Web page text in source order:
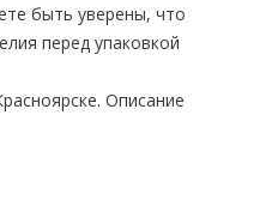
быть уверены, что
перед упаковкой
Описание